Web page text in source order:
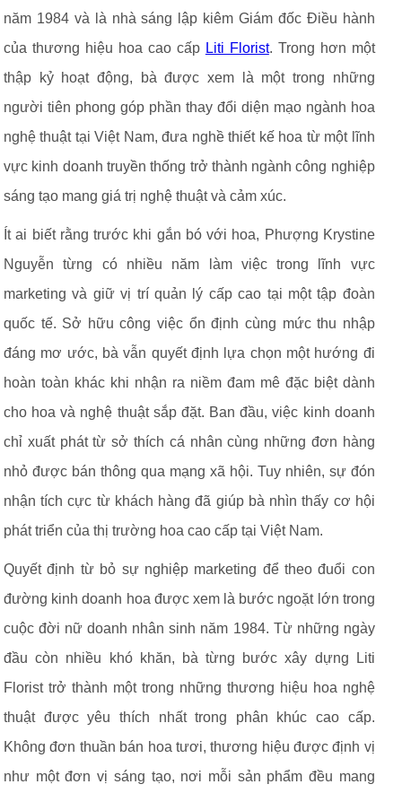
năm 1984 và là nhà sáng lập kiêm Giám đốc Điều hành
của thương hiệu hoa cao cấp Liti Florist. Trong hơn một
thập kỷ hoạt động, bà được xem là một trong những
người tiên phong góp phần thay đổi diện mạo ngành hoa
nghệ thuật tại Việt Nam, đưa nghề thiết kế hoa từ một lĩnh
vực kinh doanh truyền thống trở thành ngành công nghiệp
sáng tạo mang giá trị nghệ thuật và cảm xúc.
Ít ai biết rằng trước khi gắn bó với hoa, Phượng Krystine
Nguyễn từng có nhiều năm làm việc trong lĩnh vực
marketing và giữ vị trí quản lý cấp cao tại một tập đoàn
quốc tế. Sở hữu công việc ổn định cùng mức thu nhập
đáng mơ ước, bà vẫn quyết định lựa chọn một hướng đi
hoàn toàn khác khi nhận ra niềm đam mê đặc biệt dành
cho hoa và nghệ thuật sắp đặt. Ban đầu, việc kinh doanh
chỉ xuất phát từ sở thích cá nhân cùng những đơn hàng
nhỏ được bán thông qua mạng xã hội. Tuy nhiên, sự đón
nhận tích cực từ khách hàng đã giúp bà nhìn thấy cơ hội
phát triển của thị trường hoa cao cấp tại Việt Nam.
Quyết định từ bỏ sự nghiệp marketing để theo đuổi con
đường kinh doanh hoa được xem là bước ngoặt lớn trong
cuộc đời nữ doanh nhân sinh năm 1984. Từ những ngày
đầu còn nhiều khó khăn, bà từng bước xây dựng Liti
Florist trở thành một trong những thương hiệu hoa nghệ
thuật được yêu thích nhất trong phân khúc cao cấp.
Không đơn thuần bán hoa tươi, thương hiệu được định vị
như một đơn vị sáng tạo, nơi mỗi sản phẩm đều mang